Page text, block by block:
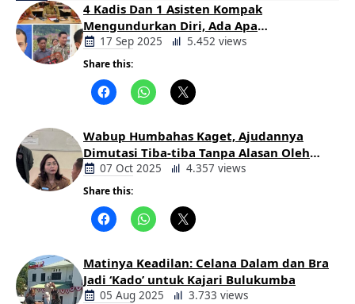
4 Kadis Dan 1 Asisten Kompak
Mengundurkan Diri, Ada Apa
Pemerintahan Oloan
17 Sep 2025 5.452 views
Share this:
Wabup Humbahas Kaget, Ajudannya
Dimutasi Tiba-tiba Tanpa Alasan Oleh
Bupati
07 Oct 2025 4.357 views
Share this:
Matinya Keadilan: Celana Dalam dan Bra
Jadi ‘Kado’ untuk Kajari Bulukumba
05 Aug 2025 3.733 views